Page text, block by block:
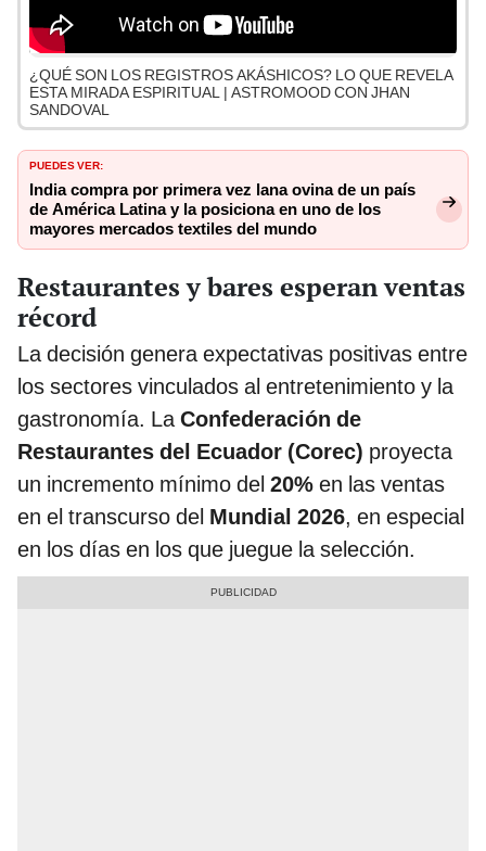
¿QUÉ SON LOS REGISTROS AKÁSHICOS? LO QUE REVELA
ESTA MIRADA ESPIRITUAL | ASTROMOOD CON JHAN
SANDOVAL
PUEDES VER:
India compra por primera vez lana ovina de un país
de América Latina y la posiciona en uno de los
mayores mercados textiles del mundo
Restaurantes y bares esperan ventas
récord
La decisión genera expectativas positivas entre
los sectores vinculados al entretenimiento y la
gastronomía. LaConfederación de
Restaurantes del Ecuador (Corec) proyecta
un incremento mínimo del 20% en las ventas
en el transcurso del Mundial 2026, en especial
en los días en los que juegue la selección.